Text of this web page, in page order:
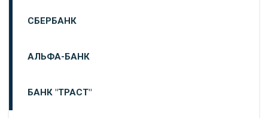
СБЕРБАНК
АЛЬФА-БАНК
БАНК "ТРАСТ"